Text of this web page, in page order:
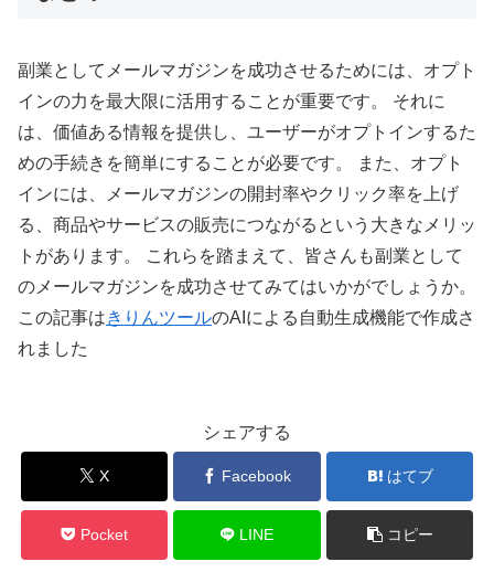
副業としてメールマガジンを成功させるためには、オプト
インの力を最大限に活用することが重要です。 それに
は、価値ある情報を提供し、ユーザーがオプトインするた
めの手続きを簡単にすることが必要です。 また、オプト
インには、メールマガジンの開封率やクリック率を上げ
る、商品やサービスの販売につながるという大きなメリッ
トがあります。 これらを踏まえて、皆さんも副業として
のメールマガジンを成功させてみてはいかがでしょうか。
この記事はきりんツールのAIによる自動生成機能で作成さ
れました
シェアする
X Facebook はてブ
Pocket LINE コピー